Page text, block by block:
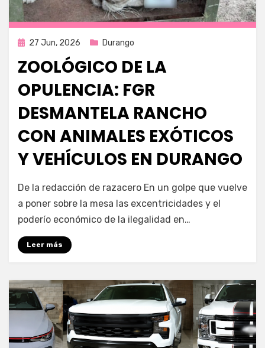
Publicada
27 Jun, 2026 Durango
ZOOLÓGICO DE LA
OPULENCIA: FGR
DESMANTELA RANCHO
CON ANIMALES EXÓTICOS
Y VEHÍCULOS EN DURANGO
por Fernando Miranda Servín
De la redacción de razacero En un golpe que vuelve
a poner sobre la mesa las excentricidades y el
poderío económico de la ilegalidad en…
Leer más